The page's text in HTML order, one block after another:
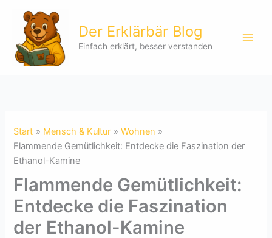
springen
Der Erklärbär Blog
Einfach erklärt, besser verstanden
Start Mensch & Kultur
Wohnen
Flammende Gemütlichkeit: Entdecke die Faszination der
Ethanol-Kamine
Flammende Gemütlichkeit:
Entdecke die Faszination
der Ethanol-Kamine